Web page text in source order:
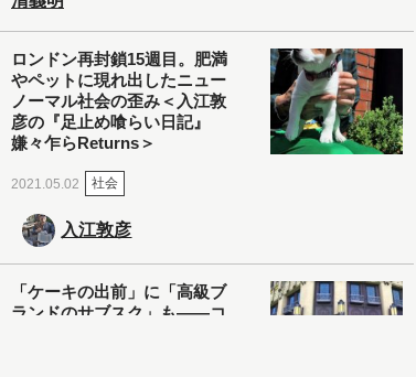
ロンドン再封鎖15週目。肥満
やペットに現れ出したニュー
ノーマル社会の歪み＜入江敦
彦の『足止め喰らい日記』
嫌々乍らReturns＞
2021.05.02 社会
入江敦彦
「ケーキの出前」に「高級ブ
ランドのサブスク」も――コ